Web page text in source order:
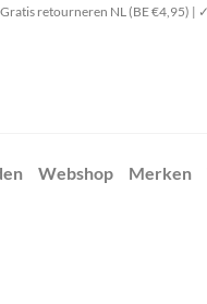
retourneren NL (BE €4,95) |
Webshop Merken